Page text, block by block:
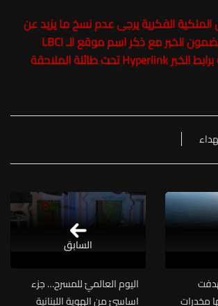
الفكرية يرجى عدم نسخ ما يزيد عن
20 في المئة من مضمون الخبر مع ذكر اسم موقع الـ LBCI
الالكتروني وارفاقه برابط الخبر Hyperlink تحت طائلة الملاحقة
مخدرات
اليوم العالميّ للمسرح… جزء
اساسيّ من الهوية اللبنانية
السابق